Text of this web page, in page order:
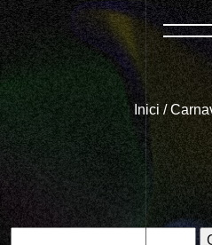
Inici/
Cerca: